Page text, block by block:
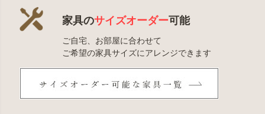
家具のサイズオーダー可能
ご自宅、お部屋に合わせて
ご希望の家具サイズにアレンジできます